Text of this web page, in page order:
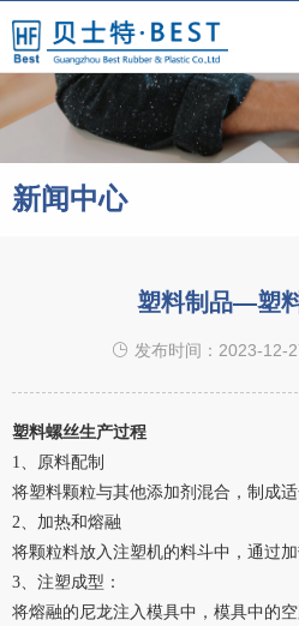
新闻中心
塑料制品—塑
发布时间：2023-12-
塑料螺丝生产过程
1、 原料配制
将塑料颗粒与其他添加剂混合，制成适
2、 加热和熔融
将颗粒料放入注塑机的料斗中，通过
3、 注塑成型：
将熔融的尼龙注入模具中，模具中的